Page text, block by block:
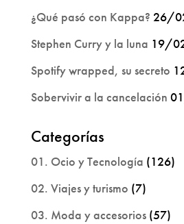
¿Qué pasó con Kappa? 26/
Stephen Curry y la luna 19/
Spotify wrapped, su secreto
Sobervivir a la cancelación
Categorías
01. Ocio y Tecnología (126)
02. Viajes y turismo (7)
03. Moda y accesorios(57)